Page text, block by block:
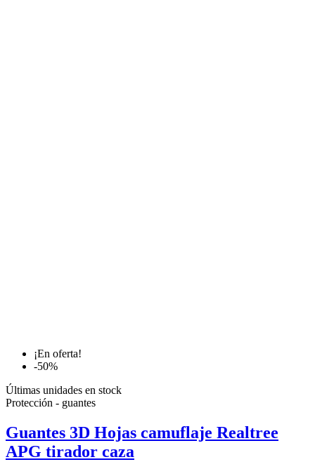
¡En oferta!
-50%
Últimas unidades en stock
Protección - guantes
Guantes 3D Hojas camuflaje Realtree
APG tirador caza